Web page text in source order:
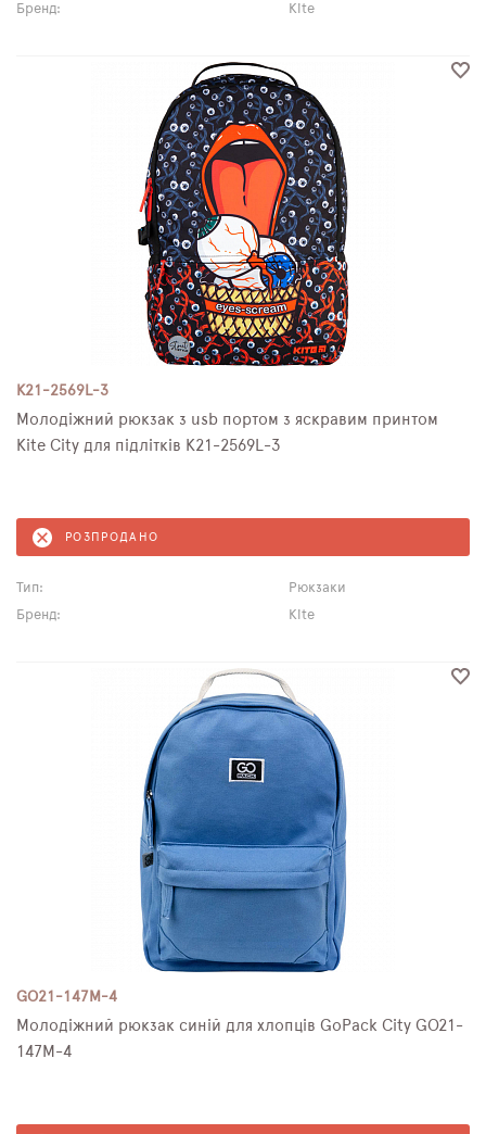
Бренд: Kite
K21-2569L-3
Молодіжний рюкзак з usb портом з яскравим принтом
Kite City для підлітків K21-2569L-3
РОЗПРОДАНО
Тип:
Рюкзаки
Бренд:
Kite
GO21-147M-4
Молодіжний рюкзак синій для хлопців GoPack City GO21-
147M-4